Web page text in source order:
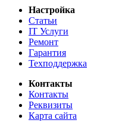
Настройка
Статьи
IT Услуги
Ремонт
Гарантия
Техподдержка
Контакты
Контакты
Реквизиты
Карта сайта